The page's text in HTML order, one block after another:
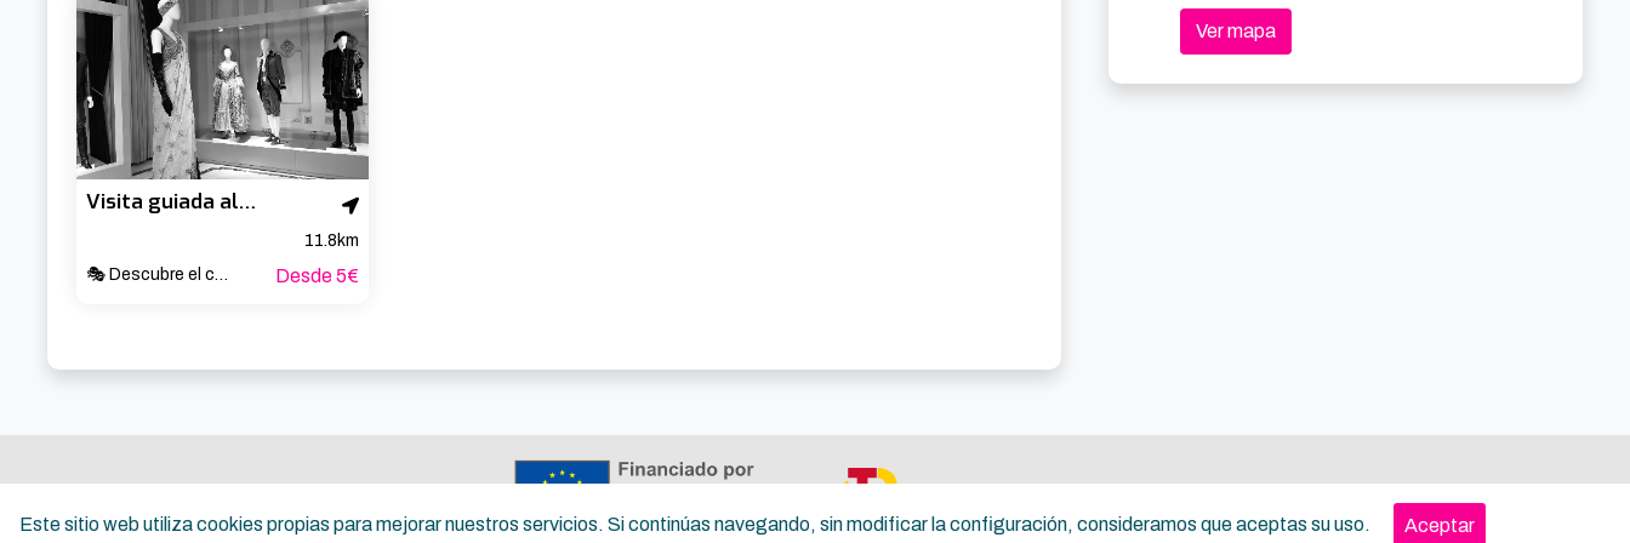
Este sitio web utiliza cookies propias para mejorar nuestros servicios. Si continúas navegando, sin modificar la configuración, consideramos que aceptas su uso. Aceptar
Visita guiada al Teatro Arriaga
11.8km
🎭 Descubre el corazón cultural de Bilbao ✨
Desde 5€
Ver mapa